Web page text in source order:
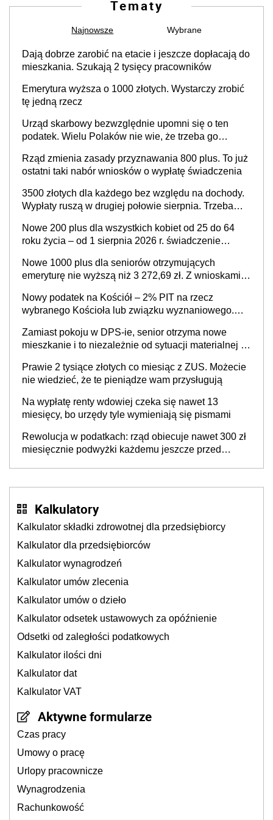
Tematy
Najnowsze Wybrane
Dają dobrze zarobić na etacie i jeszcze dopłacają do
mieszkania. Szukają 2 tysięcy pracowników
Emerytura wyższa o 1000 złotych. Wystarczy zrobić
tę jedną rzecz
Urząd skarbowy bezwzględnie upomni się o ten
podatek. Wielu Polaków nie wie, że trzeba go
Rząd zmienia zasady przyznawania 800 plus. To już
ostatni taki nabór wniosków o wypłatę świadczenia
3500 złotych dla każdego bez względu na dochody.
Wypłaty ruszą w drugiej połowie sierpnia. Trzeba
Nowe 200 plus dla wszystkich kobiet od 25 do 64
roku życia – od 1 sierpnia 2026 r. świadczenie
Nowe 1000 plus dla seniorów otrzymujących
emeryturę nie wyższą niż 3 272,69 zł. Z wnioskami
nie otrzymają
Nowy podatek na Kościół – 2% PIT na rzecz
wybranego Kościoła lub związku wyznaniowego.
finansowania
Zamiast pokoju w DPS-ie, senior otrzyma nowe
mieszkanie i to niezależnie od sytuacji materialnej –
roku życia
Prawie 2 tysiące złotych co miesiąc z ZUS. Możecie
nie wiedzieć, że te pieniądze wam przysługują
Na wypłatę renty wdowiej czeka się nawet 13
miesięcy, bo urzędy tyle wymieniają się pismami
Rewolucja w podatkach: rząd obiecuje nawet 300 zł
miesięcznie podwyżki każdemu jeszcze przed
Kalkulatory
Kalkulator składki zdrowotnej dla przedsiębiorcy
Kalkulator dla przedsiębiorców
Kalkulator wynagrodzeń
Kalkulator umów zlecenia
Kalkulator umów o dzieło
Kalkulator odsetek ustawowych za opóźnienie
Odsetki od zaległości podatkowych
Kalkulator ilości dni
Kalkulator dat
Kalkulator VAT
Aktywne formularze
Czas pracy
Umowy o pracę
Urlopy pracownicze
Wynagrodzenia
Rachunkowość